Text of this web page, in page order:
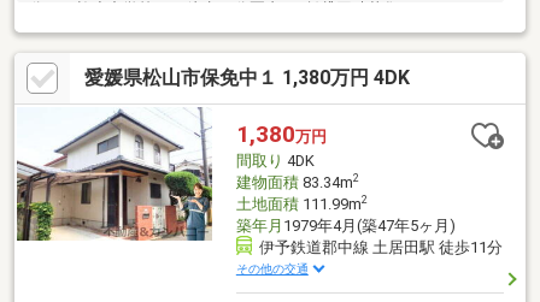
愛媛県松山市保免中１ 1,380万円 4DK
1,380万円
間取り 4DK
建物面積83.34m2
土地面積111.99m2
築年月 1979年4月(築47年5ヶ月)
伊予鉄道郡中線 土居田駅 徒歩11分
その他の交通